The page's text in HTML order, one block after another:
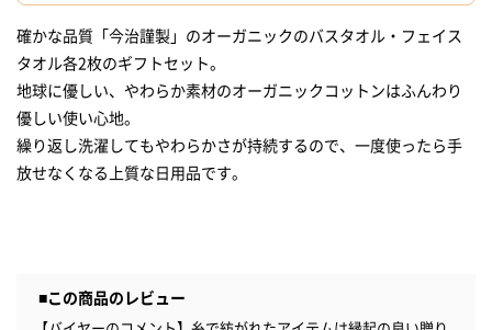
確かな品質「今治謹製」のオーガニックのバスタオル・フェイス
タオル各2枚のギフトセット。
地球に優しい、やわらか素材のオーガニックコットンはふんわり
優しい使い心地。
繰り返し洗濯してもやわらかさが持続するので、一度使ったら手
■この商品のレビュー